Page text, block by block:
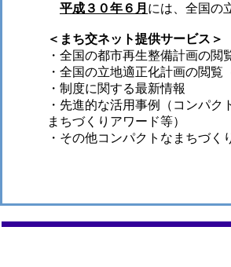
平成３０年６月 には、全国の
＜まち交ネット提供サービス＞
・全国の都市再生整備計画の閲
・全国の立地適正化計画の閲覧
・制度に関する最新情報
・先進的な活用事例（コンパ
まちづくりアワード等）
・その他コンパクトなまちづ